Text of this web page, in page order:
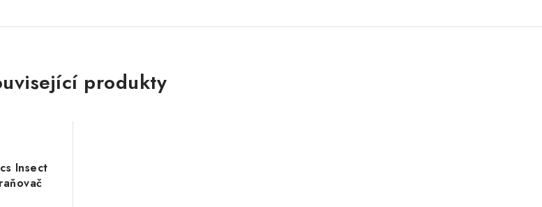
produkty
Insect